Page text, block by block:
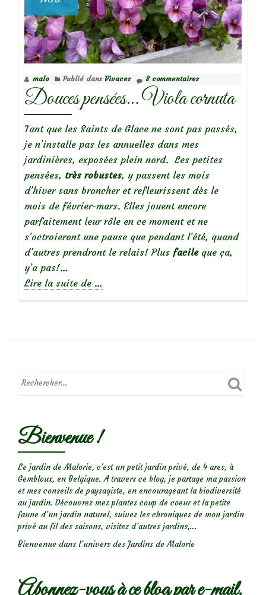
malo Publié dans Vivaces 8 commentaires
Douces pensées… Viola cornuta
Tant que les Saints de Glace ne sont pas passés,
je n’installe pas les annuelles dans mes
jardinières, exposées plein nord. Les petites
pensées, très robustes, y passent les mois
d’hiver sans broncher et refleurissent dès le
mois de février-mars. Elles jouent encore
parfaitement leur rôle en ce moment et ne
s’octroieront une pause que pendant l’été, quand
d’autres prendront le relais! Plus facileque ça,
y’a pas!…
Lire la suite de
Viola
…
Bienvenue !
Le jardin de Malorie, c'est un petit jardin privé, de 4 ares, à
Gembloux, en Belgique. A travers ce blog, je partage ma passion
et mes conseils de paysagiste, en encourageant la biodiversité
au jardin. Découvrez mes plantes coup de coeur et la petite
faune d’un jardin naturel, suivez les chroniques de mon jardin
privé au fil des saisons, visitez d’autres jardins,...
Bienvenue dans l’univers des Jardins de Malorie